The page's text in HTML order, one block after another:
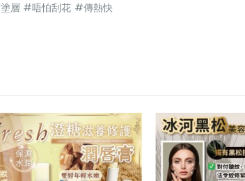
層 #唔怕刮花 #傳熱快